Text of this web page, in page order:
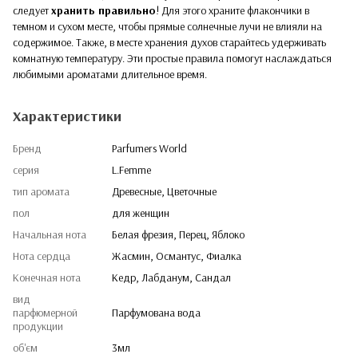
следуетхранить правильно! Для этого храните флакончики в
темном и сухом месте, чтобы прямые солнечные лучи не влияли на
содержимое. Также, в месте хранения духов старайтесь удерживать
комнатную температуру. Эти простые правила помогут наслаждаться
любимыми ароматами длительное время.
Характеристики
Бренд
Parfumers World
серия
L.Femme
тип аромата
Древесные, Цветочные
пол
для женщин
Начальная нота
Белая фрезия, Перец, Яблоко
Нота сердца
Жасмин, Османтус, Фиалка
Конечная нота
Кедр, Лабданум, Сандал
вид
парфюмерной
продукции
Парфумована вода
об'єм 3мл